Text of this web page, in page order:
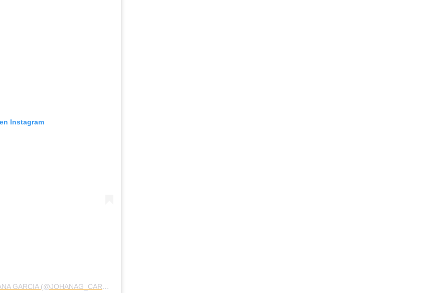
Instagram
UNA PUBLICACIÓN COMPARTIDA DE JOHANA GARCIA (@JOHANAG_CARDONA)